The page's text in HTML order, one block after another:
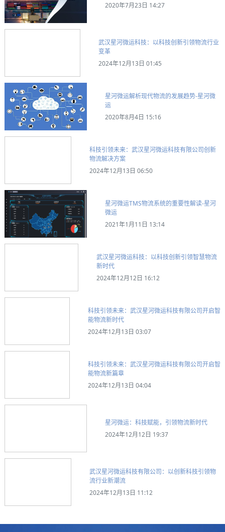
2020年7月23日 14:27
武汉星河微运科技：以科技创新引领物流行业
变革
2024年12月13日 01:45
星河微运解析现代物流的发展趋势-星河微
运
2020年8月4日 15:16
科技引领未来：武汉星河微运科技有限公司创新
物流解决方案
2024年12月13日 06:50
星河微运TMS物流系统的重要性解读-星河
微运
2021年1月11日 13:14
武汉星河微运科技：以科技创新引领智慧物流
新时代
2024年12月12日 16:12
科技引领未来：武汉星河微运科技有限公司开启智
能物流新时代
2024年12月13日 03:07
科技引领未来：武汉星河微运科技有限公司开启智
能物流新篇章
2024年12月13日 04:04
星河微运：科技赋能，引领物流新时代
2024年12月12日 19:37
武汉星河微运科技有限公司：以创新科技引领物
流行业新潮流
2024年12月13日 11:12